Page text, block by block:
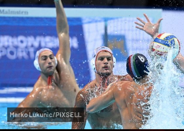
Marko Lukunic/PIXSELL